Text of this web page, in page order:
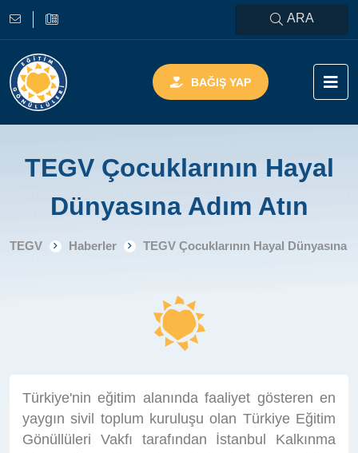
ARA
BAĞIŞ YAP
TEGV Çocuklarının Hayal
Dünyasına Adım Atın
TEGV Haberler TEGV Çocuklarının Hayal Dünyasına
Türkiye'nin eğitim alanında faaliyet gösteren en
yaygın sivil toplum kuruluşu olan Türkiye Eğitim
Gönüllüleri Vakfı tarafından İstanbul Kalkınma